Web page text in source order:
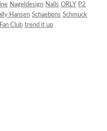
Nageldesign Nails ORLY P2
Hansen Schaebens Schmuck
Club trend it up